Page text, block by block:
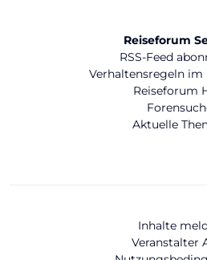
Reiseforum
RSS-Feed
Verhaltensregeln im
Reiseforum
Aktuelle
Inhalte
Veranstalter